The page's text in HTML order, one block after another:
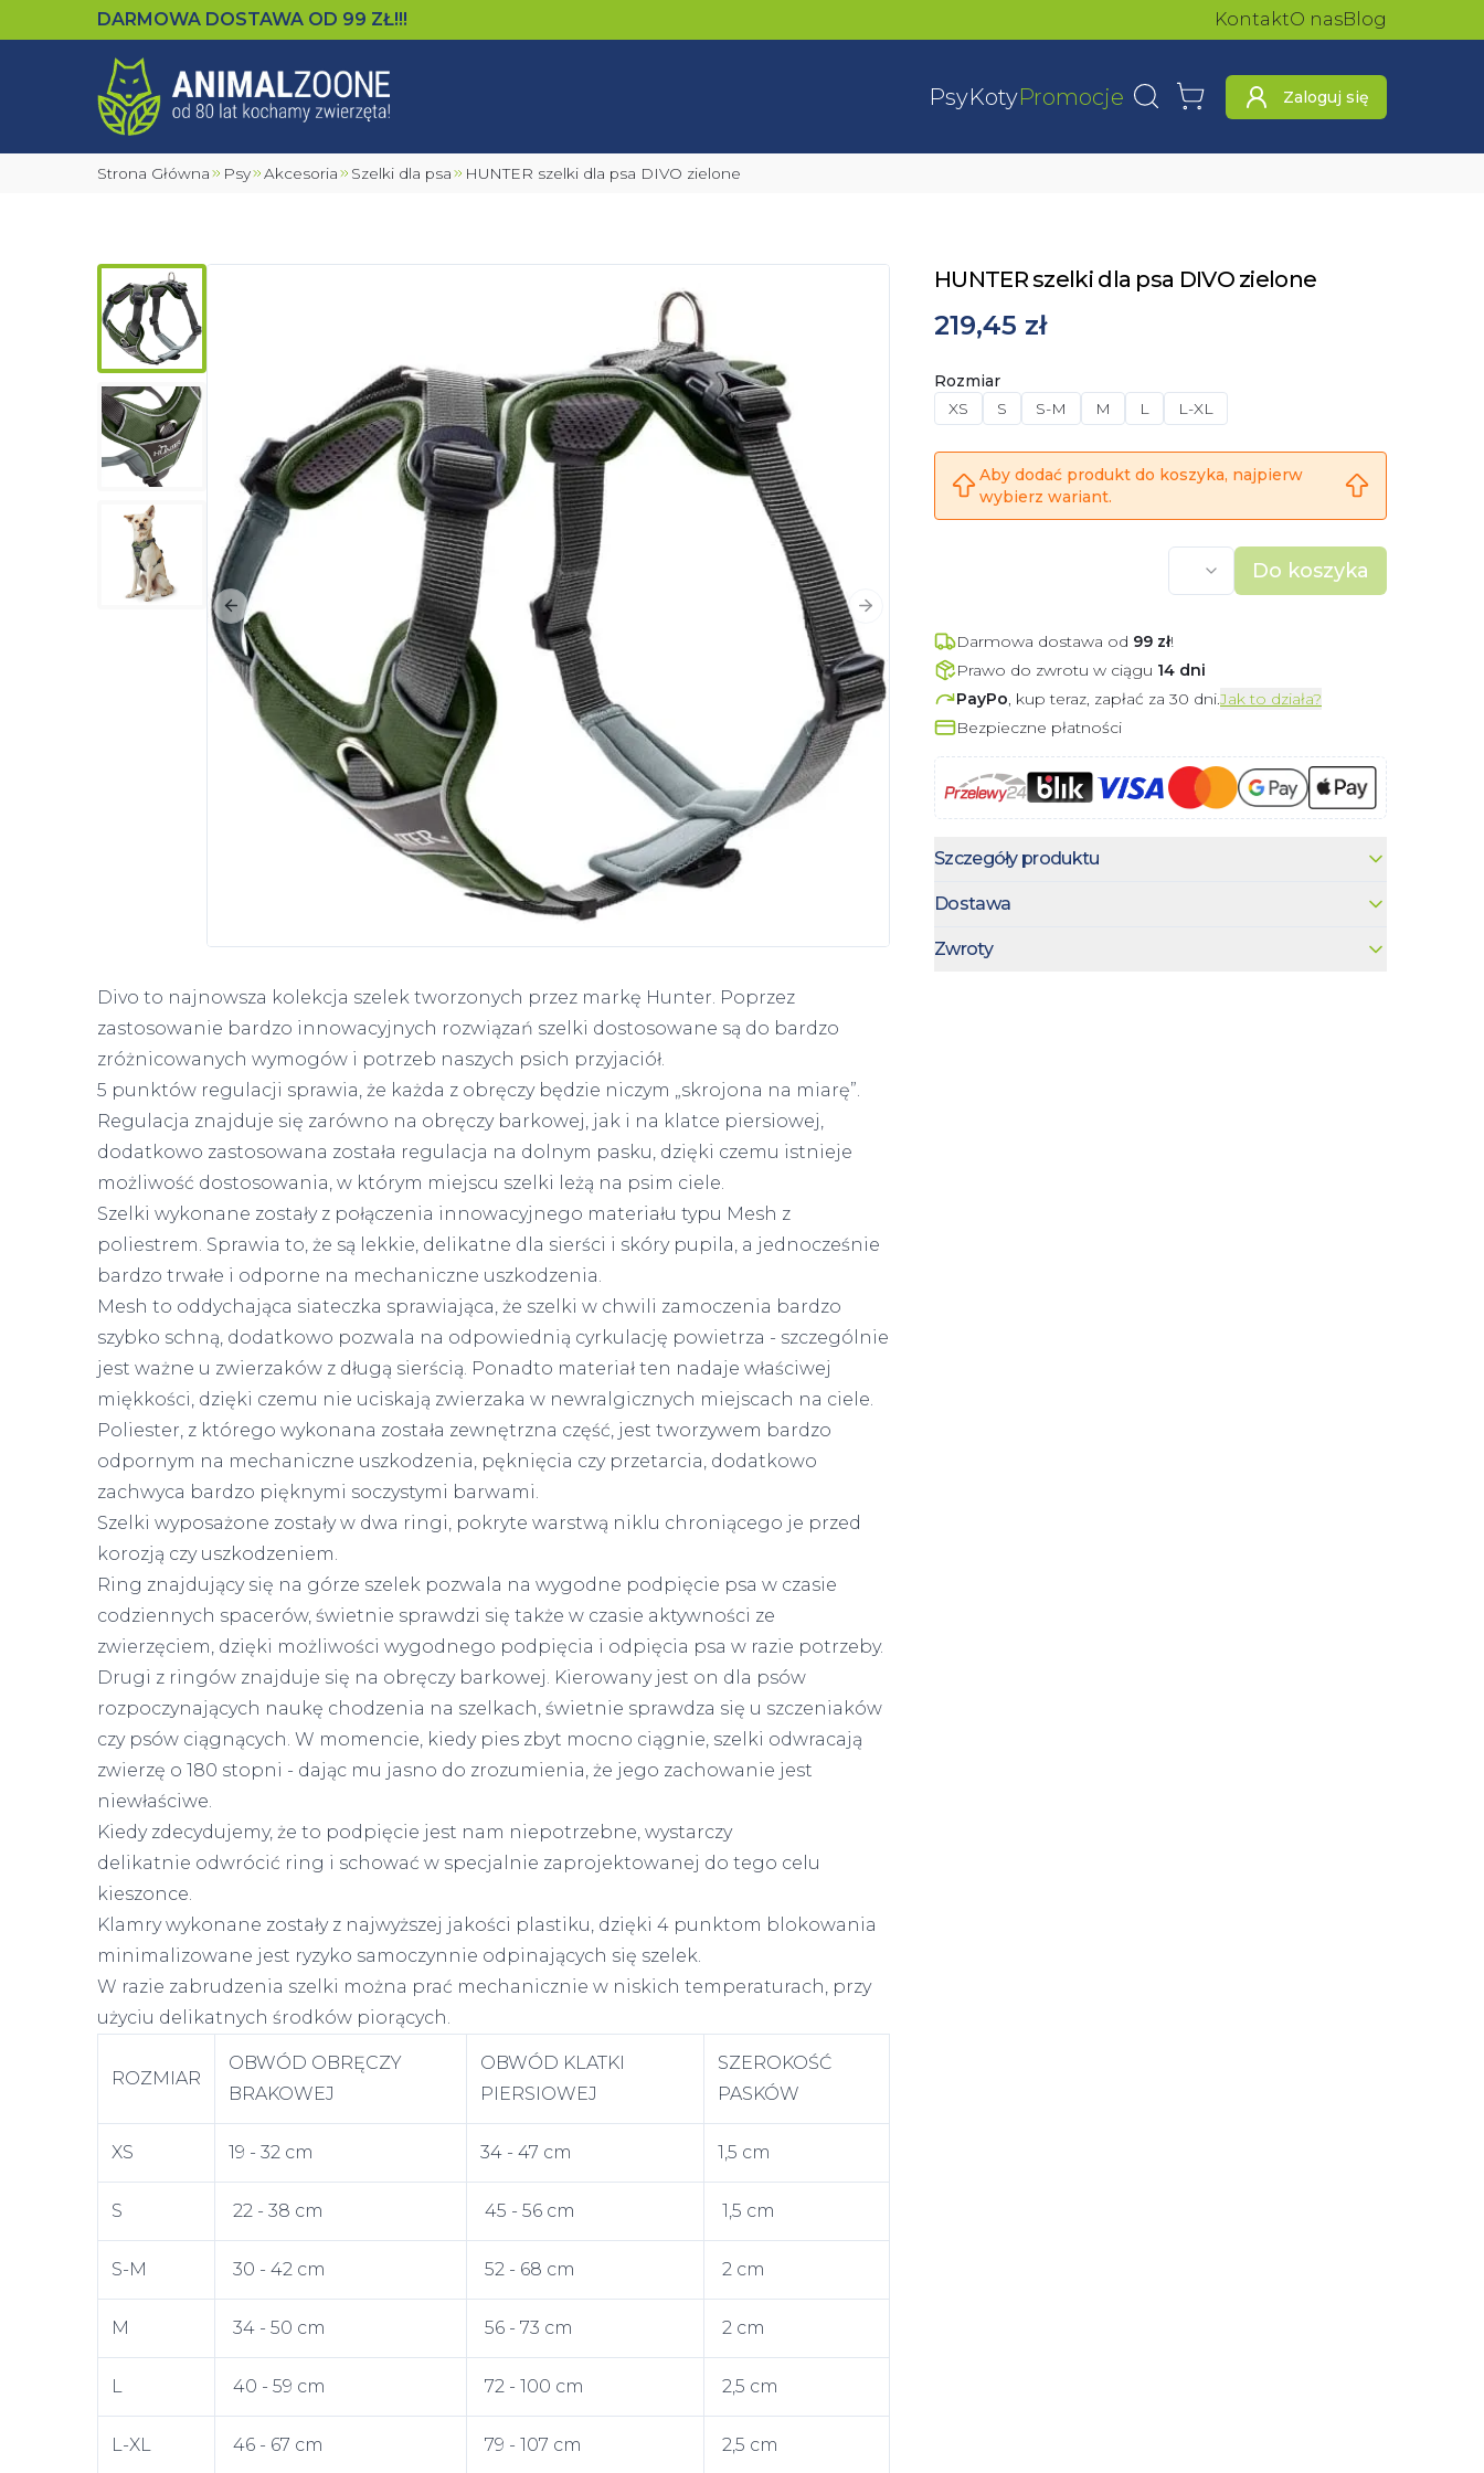
DARMOWA DOSTAWA OD 99 ZŁ!!! KontaktO nasBlog
PsyKotyPromocje WyszukajKoszyk Zaloguj się
Strona Główna Psy Akcesoria Szelki dla psa HUNTER szelki dla psa DIVO zielone
Poprzedni slajd Następny slajd
HUNTER szelki dla psa DIVO zielone
219,45 zł
Rozmiar
XS
S S-M M L L-XL
Aby dodać produkt do koszyka, najpierw
wybierz wariant.
Do koszyka
Darmowa dostawa od 99 zł!
Prawo do zwrotu w ciągu 14 dni
PayPo, kup teraz, zapłać za 30 dni.Jak to działa?
Bezpieczne płatności
Szczegóły produktu
Dostawa
Zwroty
Divo to najnowsza kolekcja szelek tworzonych przez markę Hunter. Poprzez
zastosowanie bardzo innowacyjnych rozwiązań szelki dostosowane są do bardzo
zróżnicowanych wymogów i potrzeb naszych psich przyjaciół.
5 punktów regulacji sprawia, że każda z obręczy będzie niczym „skrojona na miarę”.
Regulacja znajduje się zarówno na obręczy barkowej, jak i na klatce piersiowej,
dodatkowo zastosowana została regulacja na dolnym pasku, dzięki czemu istnieje
możliwość dostosowania, w którym miejscu szelki leżą na psim ciele.
Szelki wykonane zostały z połączenia innowacyjnego materiału typu Mesh z
poliestrem. Sprawia to, że są lekkie, delikatne dla sierści i skóry pupila, a jednocześnie
bardzo trwałe i odporne na mechaniczne uszkodzenia.
Mesh to oddychająca siateczka sprawiająca, że szelki w chwili zamoczenia bardzo
szybko schną, dodatkowo pozwala na odpowiednią cyrkulację powietrza - szczególnie
jest ważne u zwierzaków z długą sierścią. Ponadto materiał ten nadaje właściwej
miękkości, dzięki czemu nie uciskają zwierzaka w newralgicznych miejscach na ciele.
Poliester, z którego wykonana została zewnętrzna część, jest tworzywem bardzo
odpornym na mechaniczne uszkodzenia, pęknięcia czy przetarcia, dodatkowo
zachwyca bardzo pięknymi soczystymi barwami.
Szelki wyposażone zostały w dwa ringi, pokryte warstwą niklu chroniącego je przed
korozją czy uszkodzeniem.
Ring znajdujący się na górze szelek pozwala na wygodne podpięcie psa w czasie
codziennych spacerów, świetnie sprawdzi się także w czasie aktywności ze
zwierzęciem, dzięki możliwości wygodnego podpięcia i odpięcia psa w razie potrzeby.
Drugi z ringów znajduje się na obręczy barkowej. Kierowany jest on dla psów
rozpoczynających naukę chodzenia na szelkach, świetnie sprawdza się u szczeniaków
czy psów ciągnących. W momencie, kiedy pies zbyt mocno ciągnie, szelki odwracają
zwierzę o 180 stopni - dając mu jasno do zrozumienia, że jego zachowanie jest
niewłaściwe.
Kiedy zdecydujemy, że to podpięcie jest nam niepotrzebne, wystarczy
delikatnie odwrócić ring i schować w specjalnie zaprojektowanej do tego celu
kieszonce.
Klamry wykonane zostały z najwyższej jakości plastiku, dzięki 4 punktom blokowania
minimalizowane jest ryzyko samoczynnie odpinających się szelek.
W razie zabrudzenia szelki można prać mechanicznie w niskich temperaturach, przy
użyciu delikatnych środków piorących.
ROZMIAR
OBWÓD OBRĘCZY
BRAKOWEJ
OBWÓD KLATKI
PIERSIOWEJ
SZEROKOŚĆ
PASKÓW
XS 19 - 32 cm 34 - 47 cm 1,5 cm
S 22 - 38 cm 45 - 56 cm 1,5 cm
S-M 30 - 42 cm 52 - 68 cm 2 cm
M 34 - 50 cm 56 - 73 cm 2 cm
L 40 - 59 cm 72 - 100 cm 2,5 cm
L-XL 46 - 67 cm 79 - 107 cm 2,5 cm